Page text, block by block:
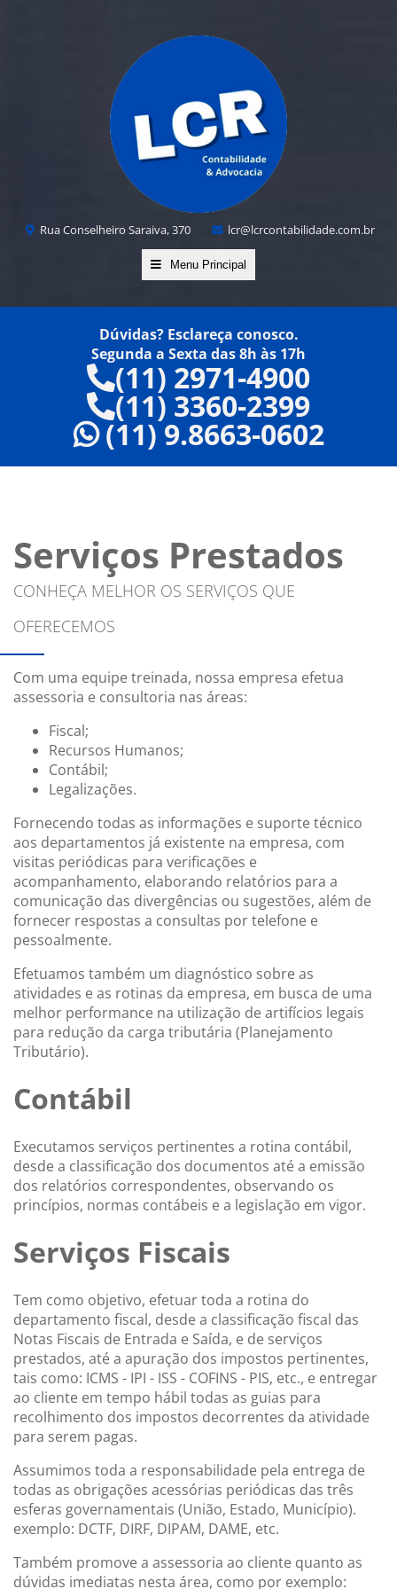
Rua Conselheiro Saraiva, 370 lcr@lcrcontabilidade.com.br
Menu Principal
Dúvidas? Esclareça conosco.
Segunda a Sexta das 8h às 17h
(11) 2971-4900
(11) 3360-2399
(11) 9.8663-0602
Serviços Prestados
CONHEÇA MELHOR OS SERVIÇOS QUE
OFERECEMOS
Com uma equipe treinada, nossa empresa efetua
assessoria e consultoria nas áreas:
Fiscal;
Recursos Humanos;
Contábil;
Legalizações.
Fornecendo todas as informações e suporte técnico
aos departamentos já existente na empresa, com
visitas periódicas para verificações e
acompanhamento, elaborando relatórios para a
comunicação das divergências ou sugestões, além de
fornecer respostas a consultas por telefone e
pessoalmente.
Efetuamos também um diagnóstico sobre as
atividades e as rotinas da empresa, em busca de uma
melhor performance na utilização de artifícios legais
para redução da carga tributária (Planejamento
Tributário).
Contábil
Executamos serviços pertinentes a rotina contábil,
desde a classificação dos documentos até a emissão
dos relatórios correspondentes, observando os
princípios, normas contábeis e a legislação em vigor.
Serviços Fiscais
Tem como objetivo, efetuar toda a rotina do
departamento fiscal, desde a classificação fiscal das
Notas Fiscais de Entrada e Saída, e de serviços
prestados, até a apuração dos impostos pertinentes,
tais como: ICMS - IPI - ISS - COFINS - PIS, etc., e entregar
ao cliente em tempo hábil todas as guias para
recolhimento dos impostos decorrentes da atividade
para serem pagas.
Assumimos toda a responsabilidade pela entrega de
todas as obrigações acessórias periódicas das três
esferas governamentais (União, Estado, Município).
exemplo: DCTF, DIRF, DIPAM, DAME, etc.
Também promove a assessoria ao cliente quanto as
dúvidas imediatas nesta área, como por exemplo: